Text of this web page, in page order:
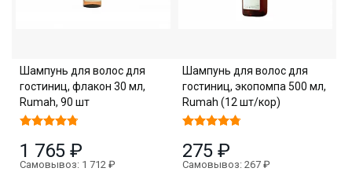
Шампунь для волос для
гостиниц, флакон 30 мл,
Rumah, 90 шт
1 765 ₽
Самовывоз: 1 712 ₽
Шампунь для волос для
гостиниц, экопомпа 500 мл,
Rumah (12 шт/кор)
275 ₽
Самовывоз: 267 ₽